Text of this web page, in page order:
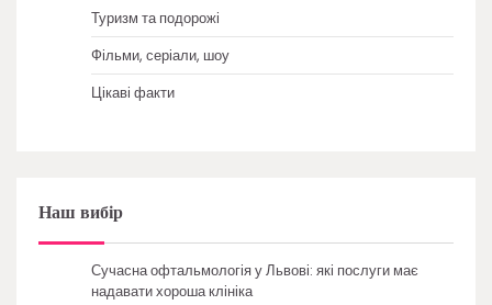
Туризм та подорожі
Фільми, серіали, шоу
Цікаві факти
Наш вибір
Сучасна офтальмологія у Львові: які послуги має
надавати хороша клініка